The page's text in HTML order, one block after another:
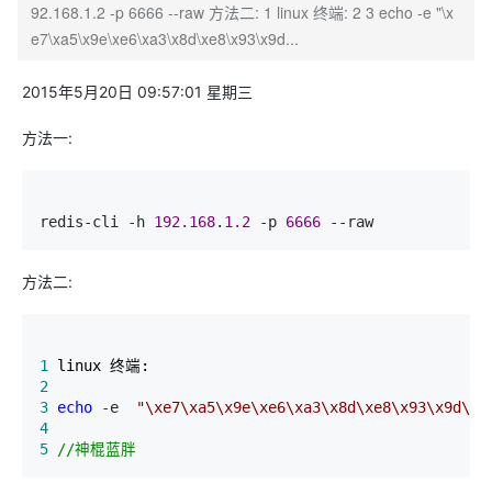
92.168.1.2 -p 6666 --raw 方法二: 1 linux 终端: 2 3 echo -e "\x
e7\xa5\x9e\xe6\xa3\x8d\xe8\x93\x9d...
2015年5月20日 09:57:01 星期三
方法一:
redis-cli -h 192.168. 1.2 -p 6666 --raw
方法二:
1
2
3 echo -e "
4
5
//神棍蓝胖